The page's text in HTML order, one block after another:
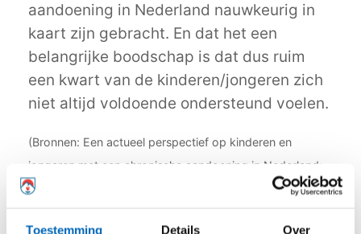
Toestemming Details Over
aandoening in Nederland nauwkeurig in
kaart zijn gebracht. En dat het een
belangrijke boodschap is dat dus ruim
een kwart van de kinderen/jongeren zich
niet altijd voldoende ondersteund voelen.
(Bronnen: Een actueel perspectief op kinderen en
jongeren met een chronische aandoening in Nederland:
Omvang, samenstelling en participatie, Verwey-Jonker